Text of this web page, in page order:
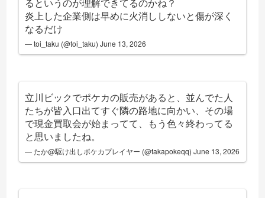
るというのが理解できてるのかね？
炎上した企業側は早めに火消ししないと傷が深く
なるだけ
— toi_taku (@toi_taku)June 13, 2026
立川ビックでポケカの販売があると、並んでた人
たちが皆入口出てすぐ隣の路地に向かい、その場
で現金買取会が始まってて、もう色々終わってる
と思いましたね。
— たか@駆け出しポケカプレイヤー (@takapokeqq)June 13, 2026